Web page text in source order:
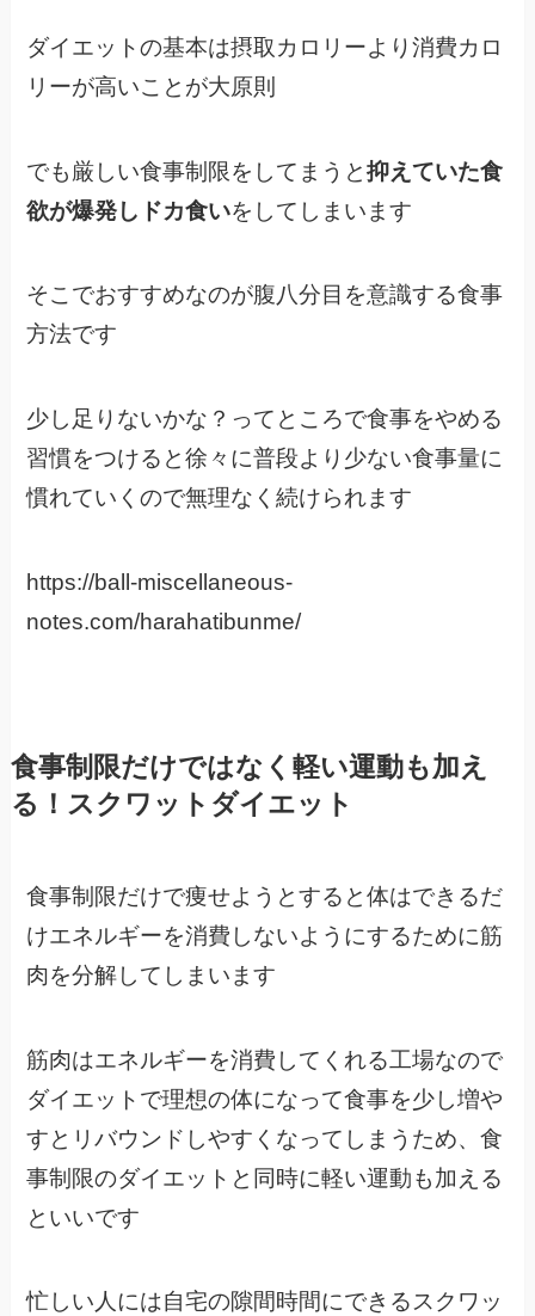
ダイエットの基本は摂取カロリーより消費カロ
リーが高いことが大原則
でも厳しい食事制限をしてまうと抑えていた食
欲が爆発しドカ食いをしてしまいます
そこでおすすめなのが腹八分目を意識する食事
方法です
少し足りないかな？ってところで食事をやめる
習慣をつけると徐々に普段より少ない食事量に
慣れていくので無理なく続けられます
https://ball-miscellaneous-
notes.com/harahatibunme/
食事制限だけではなく軽い運動も加え
る！スクワットダイエット
食事制限だけで痩せようとすると体はできるだ
けエネルギーを消費しないようにするために筋
肉を分解してしまいます
筋肉はエネルギーを消費してくれる工場なので
ダイエットで理想の体になって食事を少し増や
すとリバウンドしやすくなってしまうため、食
事制限のダイエットと同時に軽い運動も加える
といいです
忙しい人には自宅の隙間時間にできるスクワッ